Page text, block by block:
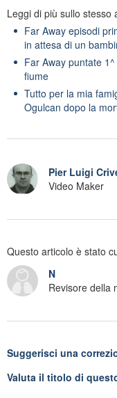
Leggi di più sullo stesso
Far Away episodi
in attesa di un
Far Away puntate
fiume
Tutto per la mia
Ogulcan dopo la
Pier Luigi
Video Maker
Questo articolo è stato
N
Revisore della
Suggerisci una
Valuta il titolo di